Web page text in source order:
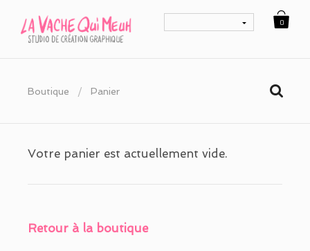
0
Boutique / Panier
Votre panier est actuellement vide.
Retour à la boutique